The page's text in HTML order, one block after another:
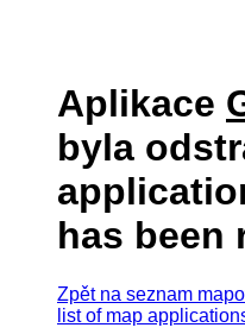
Aplikace
byla
has been
Zpět na seznam
list of map